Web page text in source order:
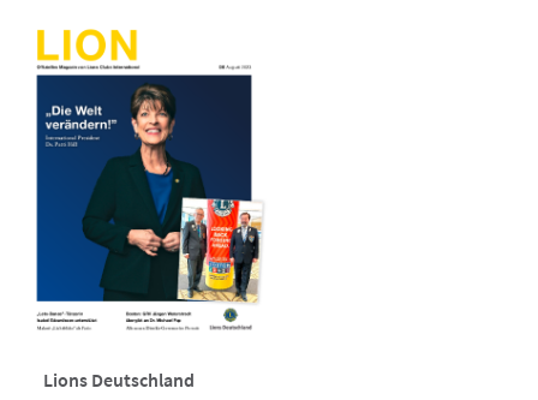
Lions Deutschland